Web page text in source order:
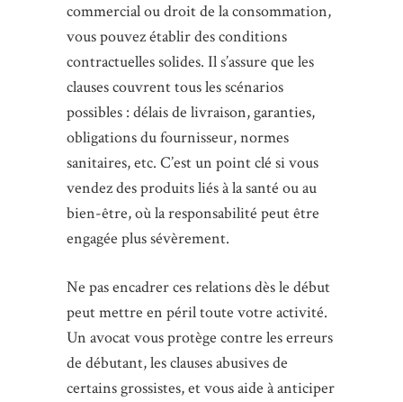
commercial ou droit de la consommation,
vous pouvez établir des conditions
contractuelles solides. Il s’assure que les
clauses couvrent tous les scénarios
possibles : délais de livraison, garanties,
obligations du fournisseur, normes
sanitaires, etc. C’est un point clé si vous
vendez des produits liés à la santé ou au
bien-être, où la responsabilité peut être
engagée plus sévèrement.
Ne pas encadrer ces relations dès le début
peut mettre en péril toute votre activité.
Un avocat vous protège contre les erreurs
de débutant, les clauses abusives de
certains grossistes, et vous aide à anticiper